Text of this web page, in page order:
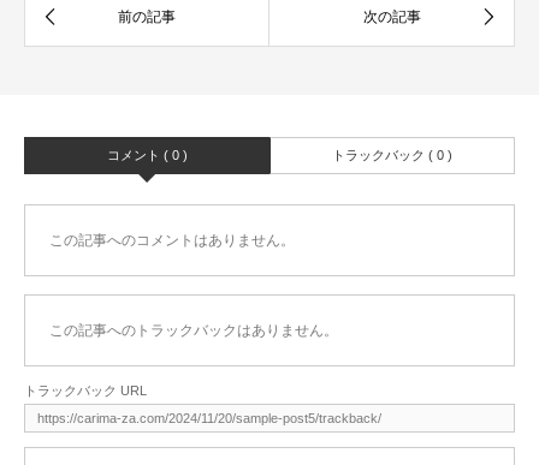
コメント ( 0 ) トラックバック ( 0 )
この記事へのコメントはありません。
この記事へのトラックバックはありません。
トラックバック URL